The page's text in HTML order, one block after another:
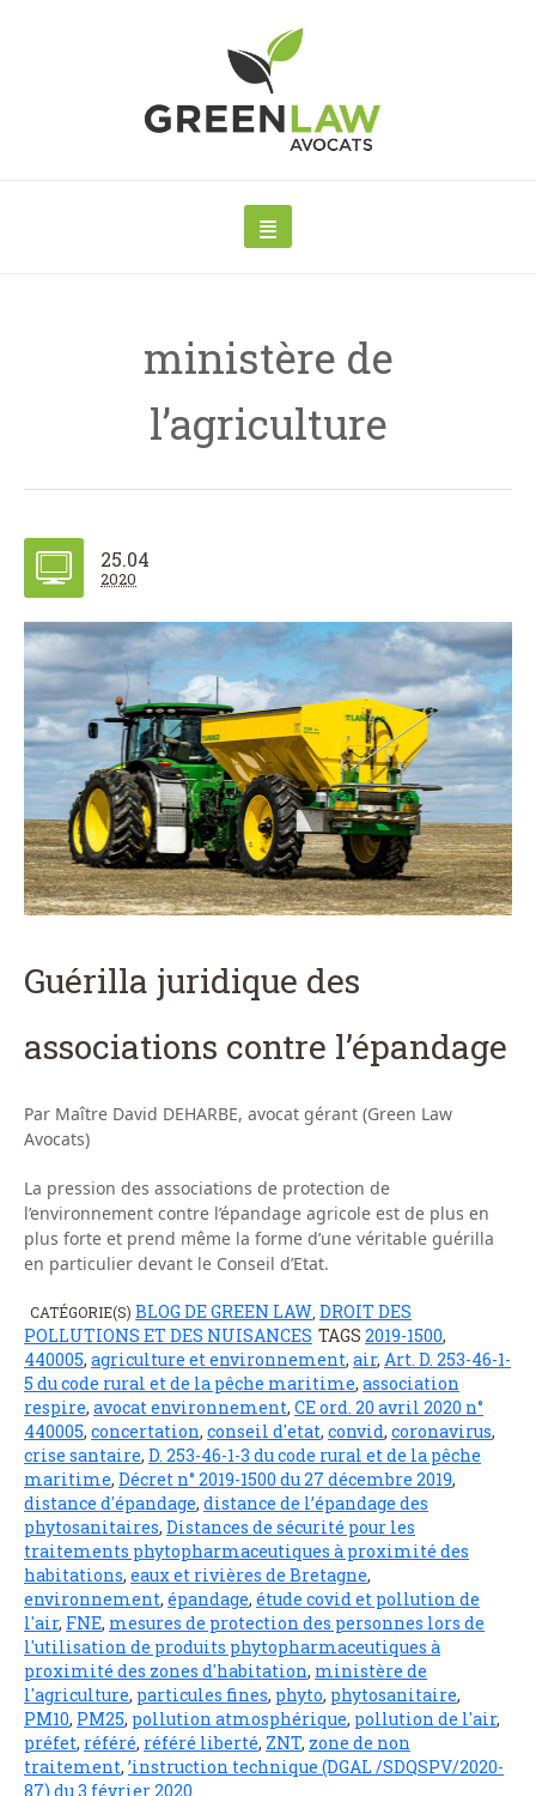
ministère de
l’agriculture
25.04
2020
Guérilla juridique des
associations contre l’épandage
Par Maître David DEHARBE, avocat gérant (Green Law
Avocats)
La pression des associations de protection de
l’environnement contre l’épandage agricole est de plus en
plus forte et prend même la forme d’une véritable guérilla
en particulier devant le Conseil d’Etat.
CATÉGORIE(S) BLOG DE GREEN LAW DROIT DES
POLLUTIONS ET DES NUISANCES TAGS 2019-1500,
440005, agriculture et environnement, air, Art. D. 253-46-1-
5 du code rural et de la pêche maritime, association
respire, avocat environnement, CE ord. 20 avril 2020 n°
440005, concertation, conseil d'etat, convid, coronavirus,
crise santaire, D. 253-46-1-3 du code rural et de la pêche
maritime, Décret n° 2019-1500 du 27 décembre 2019,
distance d'épandage, distance de l’épandage des
phytosanitaires, Distances de sécurité pour les
traitements phytopharmaceutiques à proximité des
habitations, eaux et rivières de Bretagne,
environnement, épandage, étude covid et pollution de
l'air, FNE, mesures de protection des personnes lors de
l'utilisation de produits phytopharmaceutiques à
proximité des zones d'habitation, ministère de
l'agriculture, particules fines, phyto, phytosanitaire,
PM10, PM25, pollution atmosphérique, pollution de l'air,
préfet, référé, référé liberté, ZNT, zone de non
traitement, ’instruction technique (DGAL /SDQSPV/2020-
87) du 3 février 2020